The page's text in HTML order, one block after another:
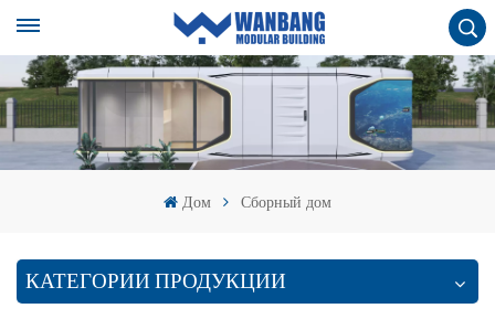
Дом Сборный дом
КАТЕГОРИИ ПРОДУКЦИИ